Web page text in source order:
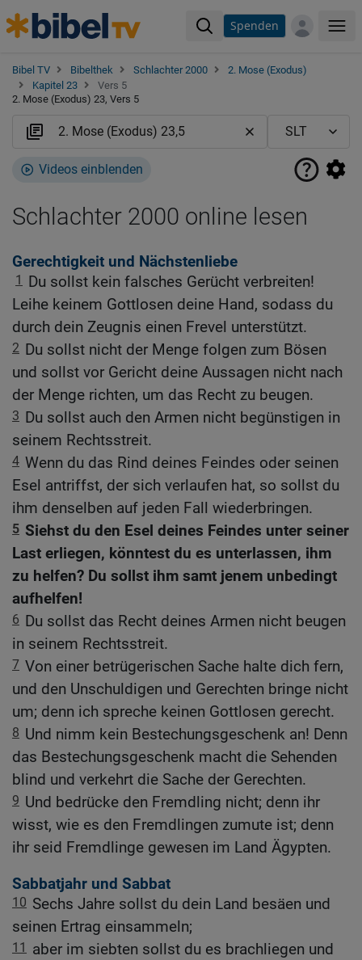
Spenden
Bibel TV Bibelthek Schlachter 2000
2. Mose (Exodus)
Kapitel 23
Vers 5
2. Mose (Exodus) 23, Vers 5
Videos einblenden
Schlachter 2000 online lesen
Gerechtigkeit und Nächstenliebe
1
Du sollst kein falsches Gerücht verbreiten!
Leihe keinem Gottlosen deine Hand, sodass du
durch dein Zeugnis einen Frevel unterstützt.
2 Du sollst nicht der Menge folgen zum Bösen
und sollst vor Gericht deine Aussagen nicht nach
der Menge richten, um das Recht zu beugen.
3 Du sollst auch den Armen nicht begünstigen in
seinem Rechtsstreit.
4 Wenn du das Rind deines Feindes oder seinen
Esel antriffst, der sich verlaufen hat, so sollst du
ihm denselben auf jeden Fall wiederbringen.
5 Siehst du den Esel deines Feindes unter seiner
Last erliegen, könntest du es unterlassen, ihm
zu helfen? Du sollst ihm samt jenem unbedingt
aufhelfen!
6 Du sollst das Recht deines Armen nicht beugen
in seinem Rechtsstreit.
7 Von einer betrügerischen Sache halte dich fern,
und den Unschuldigen und Gerechten bringe nicht
um; denn ich spreche keinen Gottlosen gerecht.
8 Und nimm kein Bestechungsgeschenk an! Denn
das Bestechungsgeschenk macht die Sehenden
blind und verkehrt die Sache der Gerechten.
9 Und bedrücke den Fremdling nicht; denn ihr
wisst, wie es den Fremdlingen zumute ist; denn
ihr seid Fremdlinge gewesen im Land Ägypten.
Sabbatjahr und Sabbat
10 Sechs Jahre sollst du dein Land besäen und
seinen Ertrag einsammeln;
11
aber im siebten sollst du es brachliegen und